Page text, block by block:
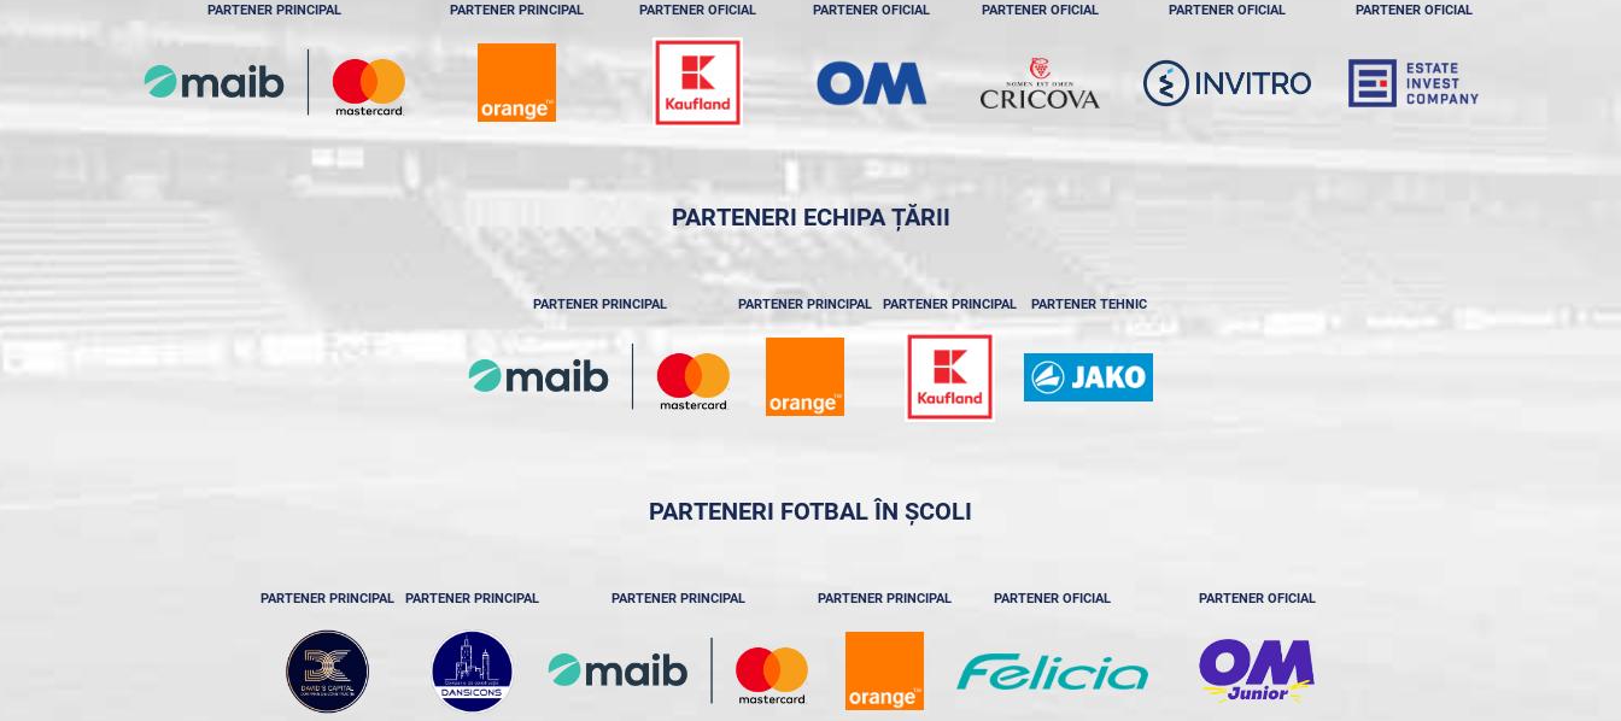
PARTENER PRINCIPAL PARTENER PRINCIPAL PARTENER OFICIAL PARTENER OFICIAL PARTENER OFICIAL PARTENER OFICIAL PARTENER OFICIAL
PARTENERI ECHIPA ȚĂRII
PARTENER PRINCIPAL PARTENER PRINCIPAL PARTENER PRINCIPAL PARTENER TEHNIC
PARTENERI FOTBAL ÎN ȘCOLI
PARTENER PRINCIPAL PARTENER PRINCIPAL PARTENER PRINCIPAL PARTENER PRINCIPAL PARTENER OFICIAL PARTENER OFICIAL